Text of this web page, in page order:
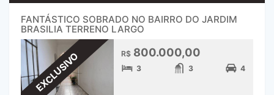
FANTÁSTICO SOBRADO NO BAIRRO DO JARDIM
BRASILIA TERRENO LARGO
EXCLUSIVO R$ 800.000,00
3 3 4